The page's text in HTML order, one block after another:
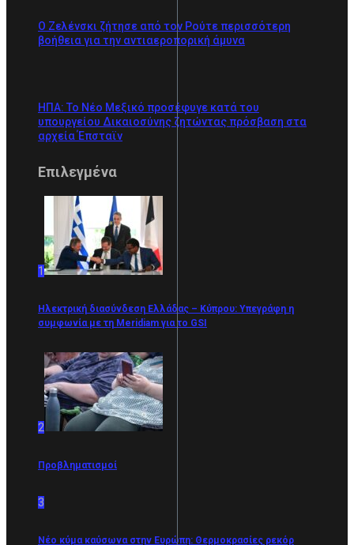
Ο Ζελένσκι ζήτησε από τον Ρούτε περισσότερη
βοήθεια για την αντιαεροπορική άμυνα
ΗΠΑ: Το Νέο Μεξικό προσέφυγε κατά του
υπουργείου Δικαιοσύνης ζητώντας πρόσβαση στα
αρχεία Έπσταϊν
Επιλεγμένα
1
Ηλεκτρική διασύνδεση Ελλάδας – Κύπρου: Υπεγράφη η
συμφωνία με τη Meridiam για το GSI
2
Προβληματισμοί
3
Νέο κύμα καύσωνα στην Ευρώπη: Θερμοκρασίες ρεκόρ